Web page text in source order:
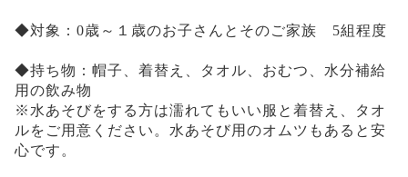
◆対象：0歳～１歳のお子さんとそのご家族 5組程度
◆持ち物：帽子、着替え、タオル、おむつ、水分補給
用の飲み物
※水あそびをする方は濡れてもいい服と着替え、タオ
ルをご用意ください。水あそび用のオムツもあると安
心です。